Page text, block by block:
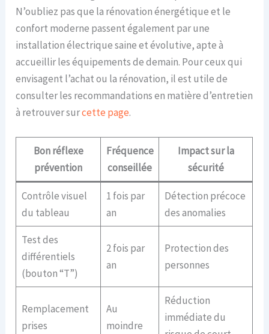
N’oubliez pas que la rénovation énergétique et le
confort moderne passent également par une
installation électrique saine et évolutive, apte à
accueillir les équipements de demain. Pour ceux qui
envisagent l’achat ou la rénovation, il est utile de
consulter les recommandations en matière d’entretien
à retrouver surcette page.
Bon réflexe
prévention
Fréquence
conseillée
Impact sur la
sécurité
Contrôle visuel
du tableau
1 fois par
an
Détection précoce
des anomalies
Test des
différentiels
(bouton “T”)
2 fois par
an
Protection des
personnes
Remplacement
prises
Au
moindre
Réduction
immédiate du